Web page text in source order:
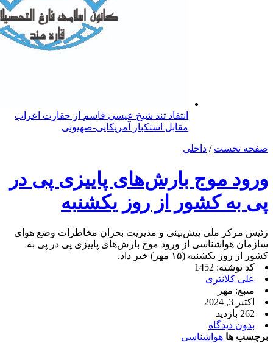
انتقاد تند شیخ عیسی قاسم از حقارت اعراب
مقابل استکبار آمریکایی-صهیونی
صفحه نخست / داخلی
ورود موج بارش‌های پاییزی پی در
پی به کشور از روز یکشنبه
رئیس مرکز ملی پیش‌بینی و مدیریت بحران مخاطرات وضع هوای
سازمان هواشناسی از ورود موج بارش‌های پاییزی پی در پی به
کشور از روز یکشنبه (۱۵ مهر) خبر داد.
کد نوشته: 1452
علی کلانتری
منبع: مهر
اکتبر 3, 2024
262 بازدید
بدون دیدگاه
برچسب ها هواشناسی